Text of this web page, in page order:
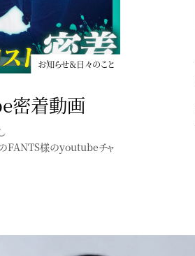
お知らせ＆日々のこと
密着動画
FANTS様のyoutubeチャ
お知らせ＆日々のこと
ます